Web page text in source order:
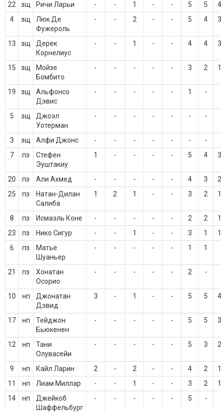
22 зщ Ричи Ларьи - - 1 - - 5 5
4
зщ
Люк Де
Фужероль
- - 2 - - 5 4
13 зщ
Дерек
Корнелиус
- - 1 - - 4 4
15 зщ
Мойзе
Бомбито
- - - - - 3 2
19 зщ
Альфонсо
Дэвис
- - - - - 1 -
5 зщ
Джоэл
Уотерман
- - - - - - -
3 зщ Алфи Джонс - - - - - -
-
7
пз
Стефен
Эуштакиу
1 - - - - 5 4
20 пз Али Ахмед - - - - - 4 3
25
пз
Натан-Дилан
Салиба
1 2 1 - - 3 2
8 пз Исмаэль Коне - - - - - 2 2
23
пз Нико Сигур - - 1 - - 3 1
6
пз
Матьё
Шуаньер
- - - - - 1 1
21 пз
Хонатан
Осорио
- - - - - 2 -
10 нп
Джонатан
Дэвид
3 - 1 - - 5 5
17 нп
Тейджон
Бьюкенен
- - - - - 5 5
12 нп
Тани
Олувасейи
- - - - - 5 3
9 нп Кайл Ларин 2 - 2 - - 4 2
11
нп Лиам Миллар - - 1 - - 3 2
14
нп
Джейкоб
Шаффельбург
- - - - - 5 -